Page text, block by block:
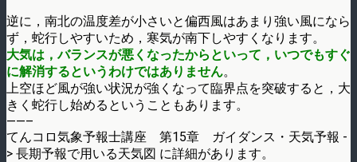
逆に，南北の温度差が小さいと偏西風はあまり強い風になら
ず，蛇行しやすいため，寒気が南下しやすくなります。
大気は，バランスが悪くなったからといって，いつでもすぐ
に解消するというわけではありません。
上空ほど風が強い状況が強くなって臨界点を突破すると，大
きく蛇行し始めるということもあります。
——–
てんコロ気象予報士講座 第15章 ガイダンス・天気予報 -
> 長期予報で用いる天気図 に詳細があります。